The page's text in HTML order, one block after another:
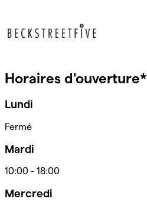
Horaires d'ouverture*
Lundi
Fermé
Mardi
10:00 - 18:00
Mercredi